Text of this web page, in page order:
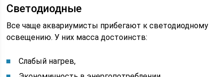
Светодиодные
Все чаще аквариумисты прибегают к светодиодному
освещению. У них масса достоинств:
Слабый нагрев,